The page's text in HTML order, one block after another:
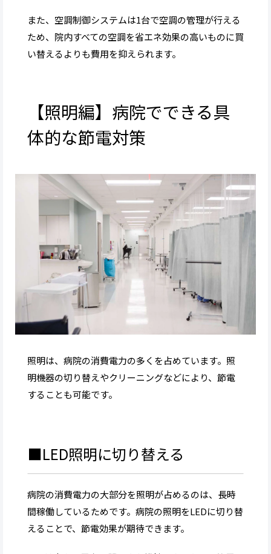
また、空調制御システムは1台で空調の管理が行える
ため、院内すべての空調を省エネ効果の高いものに買
い替えるよりも費用を抑えられます。
【照明編】病院でできる具
体的な節電対策
照明は、病院の消費電力の多くを占めています。照
明機器の切り替えやクリーニングなどにより、節電
することも可能です。
■LED照明に切り替える
病院の消費電力の大部分を照明が占めるのは、長時
間稼働しているためです。病院の照明をLEDに切り替
えることで、節電効果が期待できます。